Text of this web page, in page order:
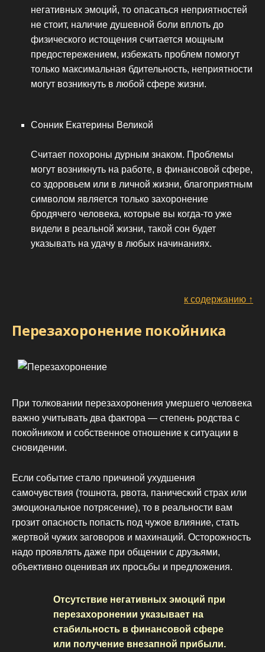
негативных эмоций, то опасаться неприятностей
не стоит, наличие душевной боли вплоть до
физического истощения считается мощным
предостережением, избежать проблем помогут
только максимальная бдительность, неприятности
могут возникнуть в любой сфере жизни.
Сонник Екатерины Великой
Считает похороны дурным знаком. Проблемы
могут возникнуть на работе, в финансовой сфере,
со здоровьем или в личной жизни, благоприятным
символом является только захоронение
бродячего человека, которые вы когда-то уже
видели в реальной жизни, такой сон будет
указывать на удачу в любых начинаниях.
к содержанию ↑
Перезахоронение покойника
При толковании перезахоронения умершего человека
важно учитывать два фактора — степень родства с
покойником и собственное отношение к ситуации в
сновидении.
Если событие стало причиной ухудшения
самочувствия (тошнота, рвота, панический страх или
эмоциональное потрясение), то в реальности вам
грозит опасность попасть под чужое влияние, стать
жертвой чужих заговоров и махинаций. Осторожность
надо проявлять даже при общении с друзьями,
объективно оценивая их просьбы и предложения.
Отсутствие негативных эмоций при
перезахоронении указывает на
стабильность в финансовой сфере
или получение внезапной прибыли.